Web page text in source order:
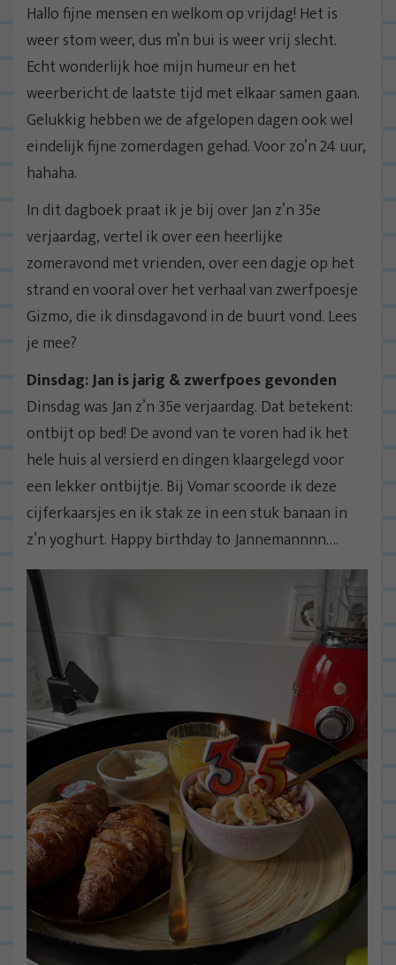
Hallo fijne mensen en welkom op vrijdag! Het is
weer stom weer, dus m’n bui is weer vrij slecht.
Echt wonderlijk hoe mijn humeur en het
weerbericht de laatste tijd met elkaar samen gaan.
Gelukkig hebben we de afgelopen dagen ook wel
eindelijk fijne zomerdagen gehad. Voor zo’n 24 uur,
hahaha.
In dit dagboek praat ik je bij over Jan z’n 35e
verjaardag, vertel ik over een heerlijke
zomeravond met vrienden, over een dagje op het
strand en vooral over het verhaal van zwerfpoesje
Gizmo, die ik dinsdagavond in de buurt vond. Lees
je mee?
Dinsdag: Jan is jarig & zwerfpoes gevonden
Dinsdag was Jan z’n 35e verjaardag. Dat betekent:
ontbijt op bed! De avond van te voren had ik het
hele huis al versierd en dingen klaargelegd voor
een lekker ontbijtje. Bij Vomar scoorde ik deze
cijferkaarsjes en ik stak ze in een stuk banaan in
z’n yoghurt. Happy birthday to Jannemannnn….